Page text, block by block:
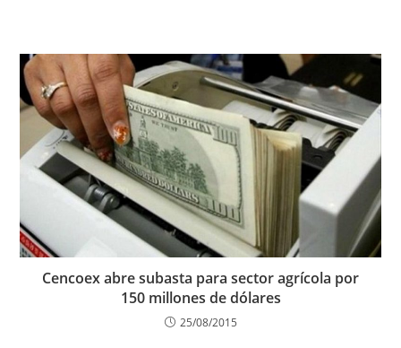
Cencoex abre subasta para sector agrícola por
150 millones de dólares
25/08/2015